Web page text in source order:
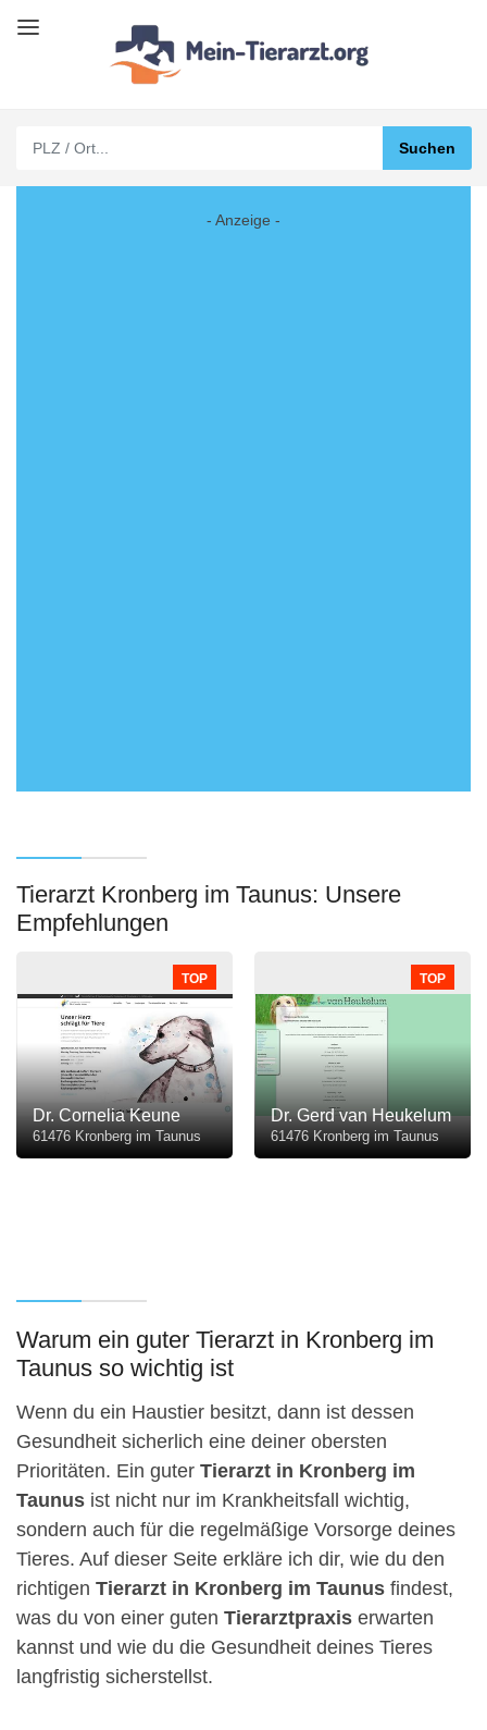
- Anzeige -
Tierarzt Kronberg im Taunus: Unsere
Empfehlungen
TOP
Dr. Cornelia Keune
61476 Kronberg im Taunus
TOP
Dr. Gerd van Heukelum
61476 Kronberg im Taunus
Warum ein guter Tierarzt in Kronberg im
Taunus so wichtig ist
Wenn du ein Haustier besitzt, dann ist dessen
Gesundheit sicherlich eine deiner obersten
Prioritäten. Ein guter Tierarzt in Kronberg im
Taunus ist nicht nur im Krankheitsfall wichtig,
sondern auch für die regelmäßige Vorsorge deines
Tieres. Auf dieser Seite erkläre ich dir, wie du den
richtigen Tierarzt in Kronberg im Taunus findest,
was du von einer guten Tierarztpraxis erwarten
kannst und wie du die Gesundheit deines Tieres
langfristig sicherstellst.